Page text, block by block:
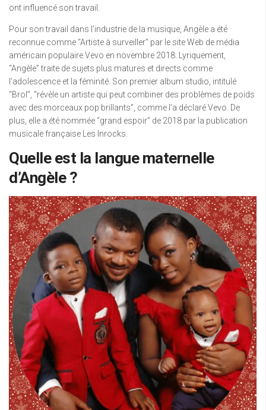
ont influencé son travail.
Pour son travail dans l’industrie de la musique, Angèle a été
reconnue comme “Artiste à surveiller” par le site Web de média
américain populaire Vevo en novembre 2018. Lyriquement,
“Angèle” traite de sujets plus matures et directs comme
l’adolescence et la féminité. Son premier album studio, intitulé
“Brol”, “révèle un artiste qui peut combiner des problèmes de poids
avec des morceaux pop brillants”, comme l’a déclaré Vevo. De
plus, elle a été nommée “grand espoir” de 2018 par la publication
musicale française Les Inrocks.
Quelle est la langue maternelle
d’Angèle ?